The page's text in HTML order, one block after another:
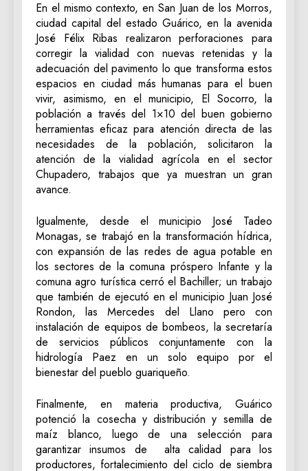
En el mismo contexto, en San Juan de los Morros,
ciudad capital del estado Guárico, en la avenida
José Félix Ribas realizaron perforaciones para
corregir la vialidad con nuevas retenidas y la
adecuación del pavimento lo que transforma estos
espacios en ciudad más humanas para el buen
vivir, asimismo, en el municipio, El Socorro, la
población a través del 1×10 del buen gobierno
herramientas eficaz para atención directa de las
necesidades de la población, solicitaron la
atención de la vialidad agrícola en el sector
Chupadero, trabajos que ya muestran un gran
avance.
Igualmente, desde el municipio José Tadeo
Monagas, se trabajó en la transformación hídrica,
con expansión de las redes de agua potable en
los sectores de la comuna próspero Infante y la
comuna agro turística cerró el Bachiller; un trabajo
que también de ejecutó en el municipio Juan José
Rondon, las Mercedes del Llano pero con
instalación de equipos de bombeos, la secretaría
de servicios públicos conjuntamente con la
hidrología Paez en un solo equipo por el
bienestar del pueblo guariqueño.
Finalmente, en materia productiva, Guárico
potenció la cosecha y distribución y semilla de
maíz blanco, luego de una selección para
garantizar insumos de alta calidad para los
productores, fortalecimiento del ciclo de siembra